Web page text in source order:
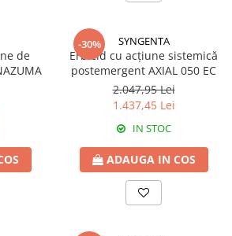
de
-30% SYNGENTA
Erbicid cu acțiune sistemică
postemergent AXIAL 050 EC
2.047,95 Lei
1.437,45 Lei
IN STOC
ADAUGA IN COS